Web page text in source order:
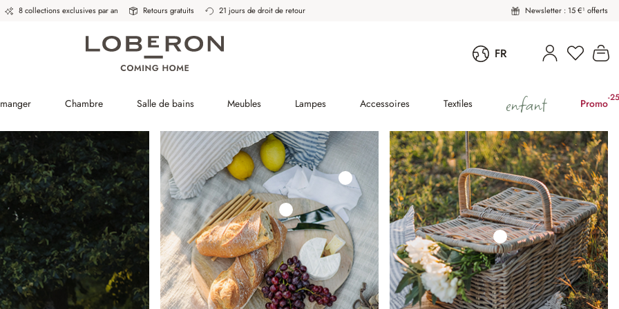
8 collections exclusives par an Retours gratuits 21 jours de droit de retour Newsletter : 15 €¹ offerts
FR Vous
Chambre Salle de bains Meubles Lampes Accessoires Textiles enfant Promo-